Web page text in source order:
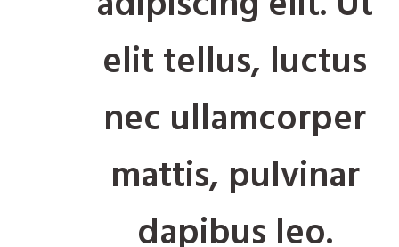
elit tellus, luctus
nec ullamcorper
mattis, pulvinar
dapibus leo.